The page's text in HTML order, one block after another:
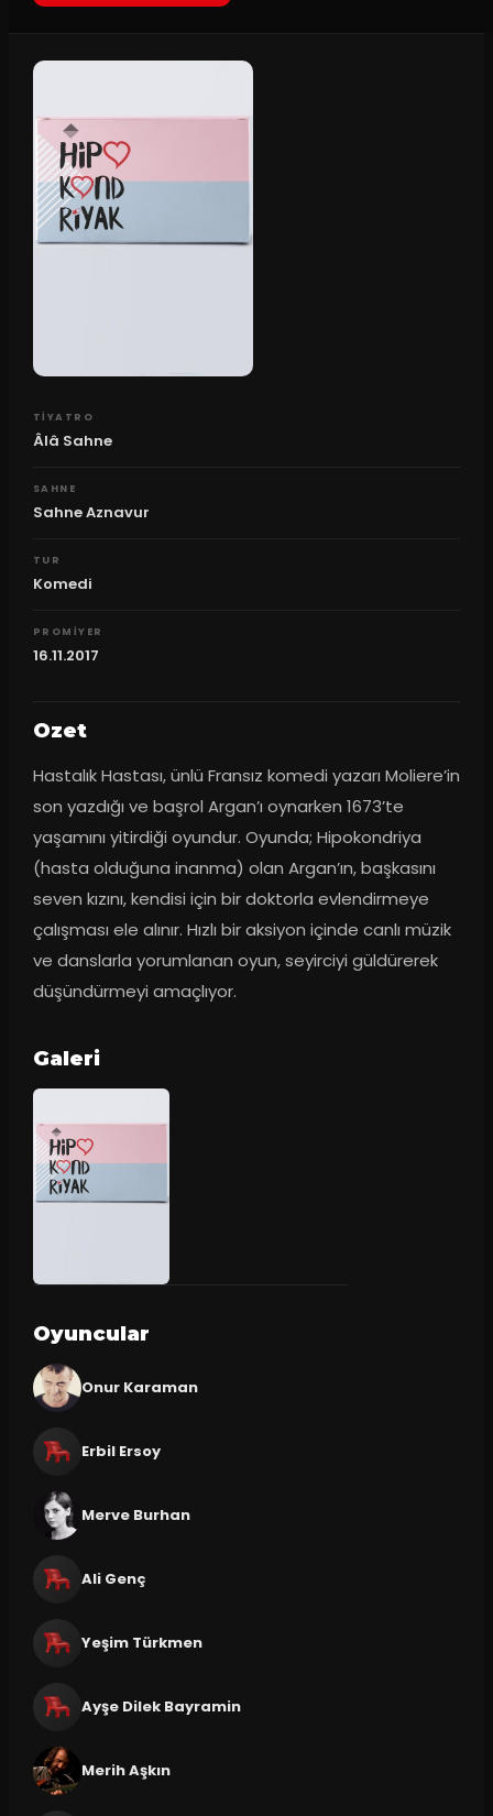
TIYATRO
Âlâ Sahne
SAHNE
Sahne Aznavur
TUR
Komedi
PROMIYER
16.11.2017
Ozet
Hastalık Hastası, ünlü Fransız komedi yazarı Moliere’in
son yazdığı ve başrol Argan’ı oynarken 1673’te
yaşamını yitirdiği oyundur. Oyunda; Hipokondriya
(hasta olduğuna inanma) olan Argan’ın, başkasını
seven kızını, kendisi için bir doktorla evlendirmeye
çalışması ele alınır. Hızlı bir aksiyon içinde canlı müzik
ve danslarla yorumlanan oyun, seyirciyi güldürerek
düşündürmeyi amaçlıyor.
Galeri
Oyuncular
Onur Karaman
Erbil Ersoy
Merve Burhan
Ali Genç
Yeşim Türkmen
Ayşe Dilek Bayramin
Merih Aşkın